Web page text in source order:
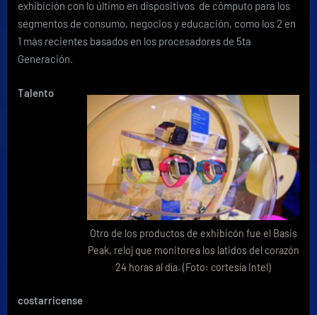
exhibición con lo último en dispositivos de cómputo para los
segmentos de consumo, negocios y educación, como los 2 en
1 más recientes basados en los procesadores de 5ta
Generación.
Otro de los productos de exhibicón fue el Basis
Peak, reloj que monitorea los latidos del corazón
24 horas al día. (Foto: cortesía Intel)
Talento
costarricense